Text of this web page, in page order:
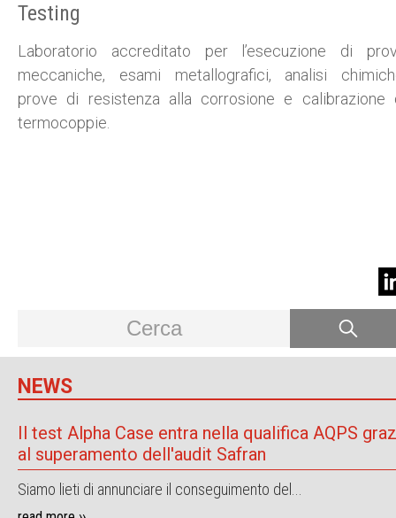
Testing
Laboratorio accreditato per l’esecuzione di
meccaniche, esami metallografici, analisi
prove di resistenza alla corrosione e calibrazione
termocoppie.
NEWS
Il test Alpha Case entra nella qualifica AQPS
al superamento dell'audit Safran
Siamo lieti di annunciare il conseguimento del...